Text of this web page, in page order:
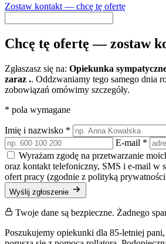
Zostaw kontakt — chcę tę ofertę
Chcę tę ofertę — zostaw
Zgłaszasz się na: Opiekunka
zaraz .. Oddzwaniamy tego samego dnia
zobowiązań omówimy szczegóły.
* pola wymagane
Imię i nazwisko *
E-mail *
Wyrażam zgodę na przetwarzanie
oraz kontakt telefoniczny, SMS i e-mail w
ofert pracy (zgodnie z polityką
Wyślij zgłoszenie
Twoje dane są bezpieczne. Żadnego
Poszukujemy opiekunki dla 85-letniej pani,